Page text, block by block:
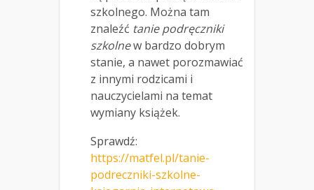
szkolnego. Można tam
znaleźć tanie podręczniki
szkolnew bardzo dobrym
stanie, a nawet porozmawiać
z innymi rodzicami i
nauczycielami na temat
wymiany książek.
Sprawdź:
https://matfel.pl/tanie-
podreczniki-szkolne-